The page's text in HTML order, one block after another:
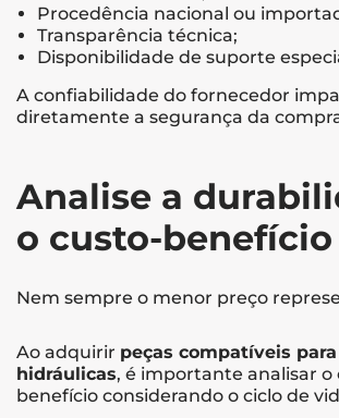
Procedência nacional ou
Transparência técnica;
Disponibilidade de suporte
A confiabilidade do fornecedor
diretamente a segurança da
Analise a
o custo-benefício
Nem sempre o menor preço
Ao adquirir peças compatíveis
hidráulicas, é importante analisar o
benefício considerando o ciclo de